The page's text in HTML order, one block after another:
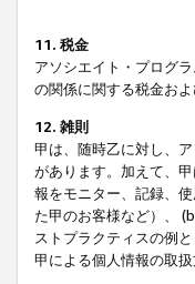
11. 税金
アソシエイト・プログ
の関係に関する税金およ
12. 雑則
甲は、随時乙に対し、
があります。加えて、
報をモニター、記録、
た甲のお客様など）、
ストプラクティスの例
甲による個人情報の取扱